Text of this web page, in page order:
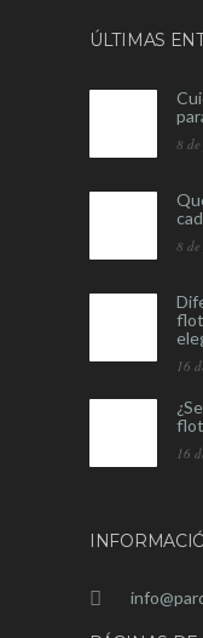
ÚLTIMAS
8
8
16
16